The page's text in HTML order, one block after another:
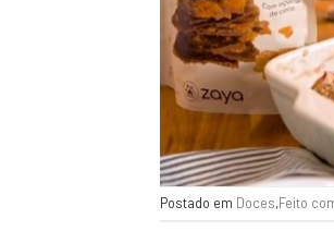
Postado em Doces,Feito